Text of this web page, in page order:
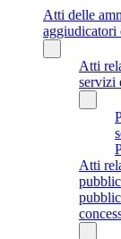
Atti delle
aggiudicatori
Atti
servizi
Atti